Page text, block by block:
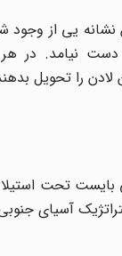
یی از وجود
به دست نیامد. در
را تحویل بدهند.
تحت استیلا
آسیای